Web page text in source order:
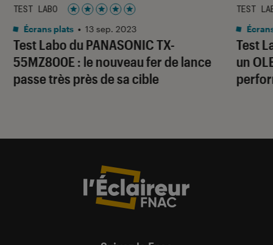
Test Labo du PANASONIC TX-
55MZ800E : le nouveau fer de lance
passe très près de sa cible
TEST LABO
Noté 5 étoiles sur 5
Écrans plats • 13 sep. 2023
Test
un
TEST